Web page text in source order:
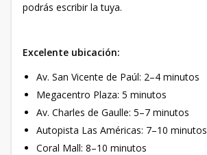
podrás escribir la tuya.
Excelente ubicación:
⁠Av. San Vicente de Paúl: 2–4 minutos
Megacentro Plaza: 5 minutos
Av. Charles de Gaulle: 5–7 minutos
Autopista Las Américas: 7–10 minutos
Coral Mall: 8–10 minutos